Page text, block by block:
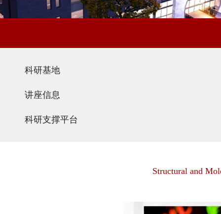
科研基地
讲座信息
科研支撑平台
Structural and